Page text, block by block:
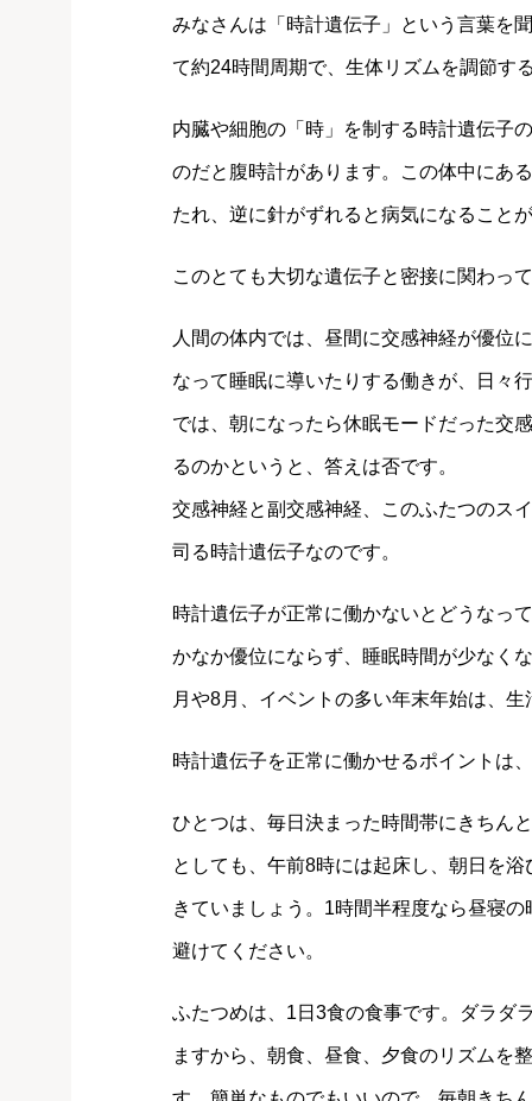
みなさんは「時計遺伝子」という言葉を
て約24時間周期で、生体リズムを調節す
内臓や細胞の「時」を制する時計遺伝子
のだと腹時計があります。この体中にあ
たれ、逆に針がずれると病気になること
このとても大切な遺伝子と密接に関わっ
人間の体内では、昼間に交感神経が優位
なって睡眠に導いたりする働きが、日々
では、朝になったら休眠モードだった交
るのかというと、答えは否です。
交感神経と副交感神経、このふたつのス
司る時計遺伝子なのです。
時計遺伝子が正常に働かないとどうなっ
かなか優位にならず、睡眠時間が少なく
月や8月、イベントの多い年末年始は、
時計遺伝子を正常に働かせるポイントは
ひとつは、毎日決まった時間帯にきちん
としても、午前8時には起床し、朝日を
きていましょう。1時間半程度なら昼寝
避けてください。
ふたつめは、1日3食の食事です。ダラダ
ますから、朝食、昼食、夕食のリズムを